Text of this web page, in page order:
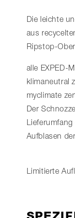
Die leichte
aus
Ripstop-
alle EXPED-
klimaneutral
myclimate
Der
Aufblasen
Limitierte